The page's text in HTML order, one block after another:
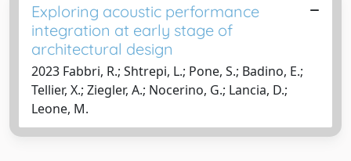
Exploring acoustic performance
integration at early stage of
architectural design
2023 Fabbri, R.; Shtrepi, L.; Pone, S.; Badino, E.;
Tellier, X.; Ziegler, A.; Nocerino, G.; Lancia, D.;
Leone, M.